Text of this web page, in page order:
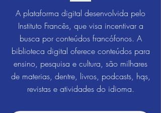
A plataforma digital desenvolvida pelo
Instituto Francês, que visa incentivar a
busca por conteúdos francófonos. A
biblioteca digital oferece conteúdos para
ensino, pesquisa e cultura, são milhares
de materias, dentre, livros, podcasts, hqs,
revistas e atividades do idioma.